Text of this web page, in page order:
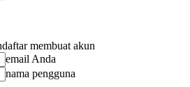
membuat akun
email Anda
nama pengguna